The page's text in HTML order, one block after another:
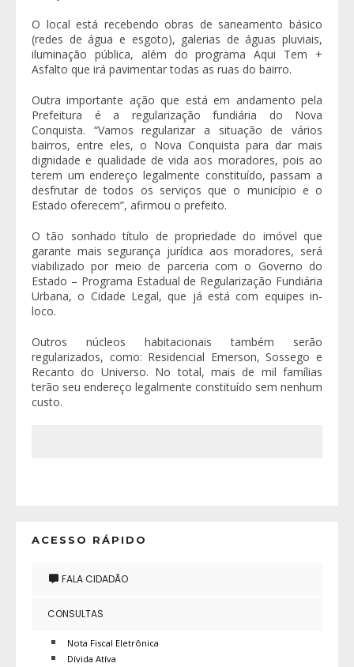
O local está recebendo obras de saneamento básico
(redes de água e esgoto), galerias de águas pluviais,
iluminação pública, além do programa Aqui Tem +
Asfalto que irá pavimentar todas as ruas do bairro.
Outra importante ação que está em andamento pela
Prefeitura é a regularização fundiária do Nova
Conquista. “Vamos regularizar a situação de vários
bairros, entre eles, o Nova Conquista para dar mais
dignidade e qualidade de vida aos moradores, pois ao
terem um endereço legalmente constituído, passam a
desfrutar de todos os serviços que o município e o
Estado oferecem”, afirmou o prefeito.
O tão sonhado título de propriedade do imóvel que
garante mais segurança jurídica aos moradores, será
viabilizado por meio de parceria com o Governo do
Estado – Programa Estadual de Regularização Fundiária
Urbana, o Cidade Legal, que já está com equipes in-
loco.
Outros núcleos habitacionais também serão
regularizados, como: Residencial Emerson, Sossego e
Recanto do Universo. No total, mais de mil famílias
terão seu endereço legalmente constituído sem nenhum
custo.
ACESSO RÁPIDO
FALA CIDADÃO
CONSULTAS
Nota Fiscal Eletrônica
Dívida Atíva